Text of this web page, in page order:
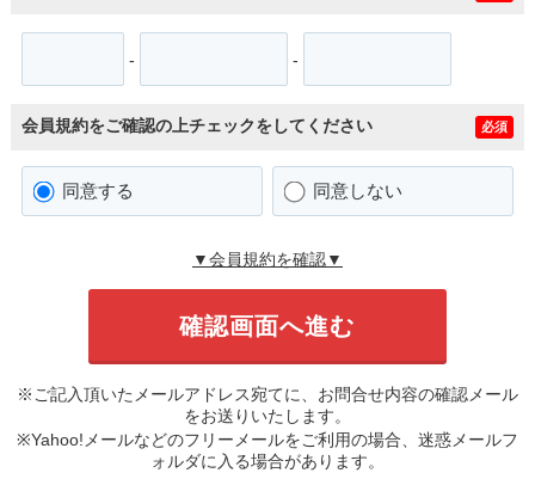
- -
会員規約をご確認の上チェックをしてください 必須
同意する 同意しない
▼会員規約を確認▼
※ご記入頂いたメールアドレス宛てに、お問合せ内容の確認メール
をお送りいたします。
※Yahoo!メールなどのフリーメールをご利用の場合、迷惑メールフ
ォルダに入る場合があります。